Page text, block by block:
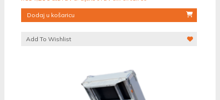
Dodaj u košaricu
Add To Wishlist